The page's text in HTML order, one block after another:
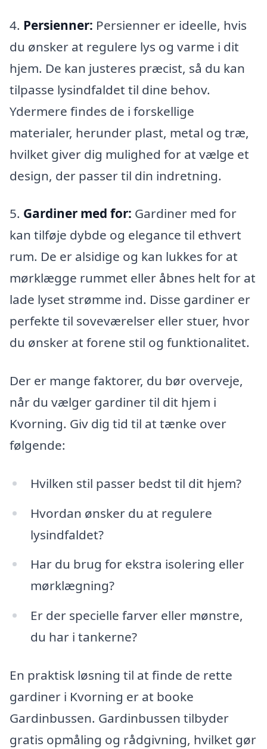
4. Persienner: Persienner er ideelle, hvis
du ønsker at regulere lys og varme i dit
hjem. De kan justeres præcist, så du kan
tilpasse lysindfaldet til dine behov.
Ydermere findes de i forskellige
materialer, herunder plast, metal og træ,
hvilket giver dig mulighed for at vælge et
design, der passer til din indretning.
5. Gardiner med for: Gardiner med for
kan tilføje dybde og elegance til ethvert
rum. De er alsidige og kan lukkes for at
mørklægge rummet eller åbnes helt for at
lade lyset strømme ind. Disse gardiner er
perfekte til soveværelser eller stuer, hvor
du ønsker at forene stil og funktionalitet.
Der er mange faktorer, du bør overveje,
når du vælger gardiner til dit hjem i
Kvorning. Giv dig tid til at tænke over
følgende:
Hvilken stil passer bedst til dit hjem?
Hvordan ønsker du at regulere
lysindfaldet?
Har du brug for ekstra isolering eller
mørklægning?
Er der specielle farver eller mønstre,
du har i tankerne?
En praktisk løsning til at finde de rette
gardiner i Kvorning er at booke
Gardinbussen. Gardinbussen tilbyder
gratis opmåling og rådgivning, hvilket gør